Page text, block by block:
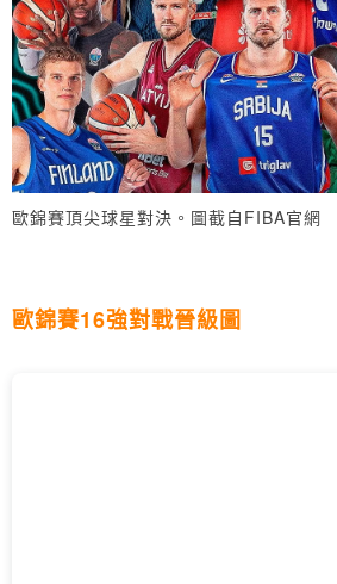
歐錦賽頂尖球星對決。圖截自FIBA官網
歐錦賽16強對戰晉級圖